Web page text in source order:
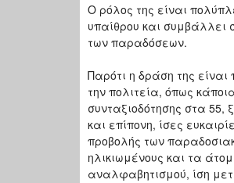
Ο ρόλος της είναι
υπαίθρου και συμβάλλει
των παραδόσεων.
Παρότι η δράση της
την πολιτεία, όπως
συνταξιοδότησης στα 55,
και επίπονη, ίσες
προβολής των
ηλικιωμένους και τα
αναλφαβητισμού, ίση